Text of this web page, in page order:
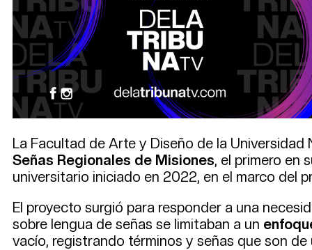
La Facultad de Arte y Diseño de la
Señas Regionales de Misiones, el primero en
universitario iniciado en 2022, en el marco del
El proyecto surgió para responder a una
sobre lengua de señas se limitaban a un
vacío, registrando términos y señas que son